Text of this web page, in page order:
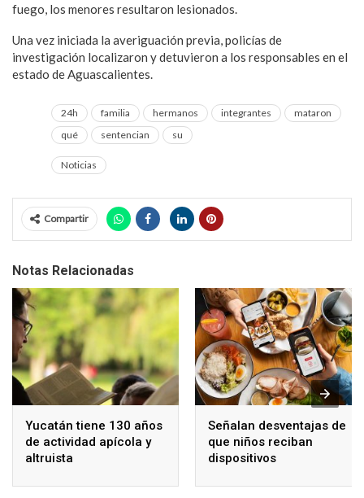
fuego, los menores resultaron lesionados.
Una vez iniciada la averiguación previa, policías de
investigación localizaron y detuvieron a los responsables en el
estado de Aguascalientes.
24h familia hermanos integrantes
mataron
qué
sentencian su
Noticias
Compartir
Notas Relacionadas
Yucatán tiene 130 años
de actividad apícola y
altruista
Señalan desventajas de
que niños reciban
dispositivos